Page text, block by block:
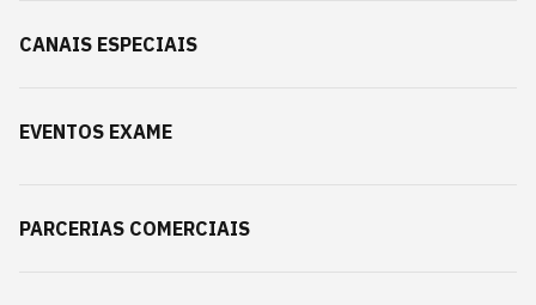
CANAIS ESPECIAIS
EVENTOS EXAME
PARCERIAS COMERCIAIS